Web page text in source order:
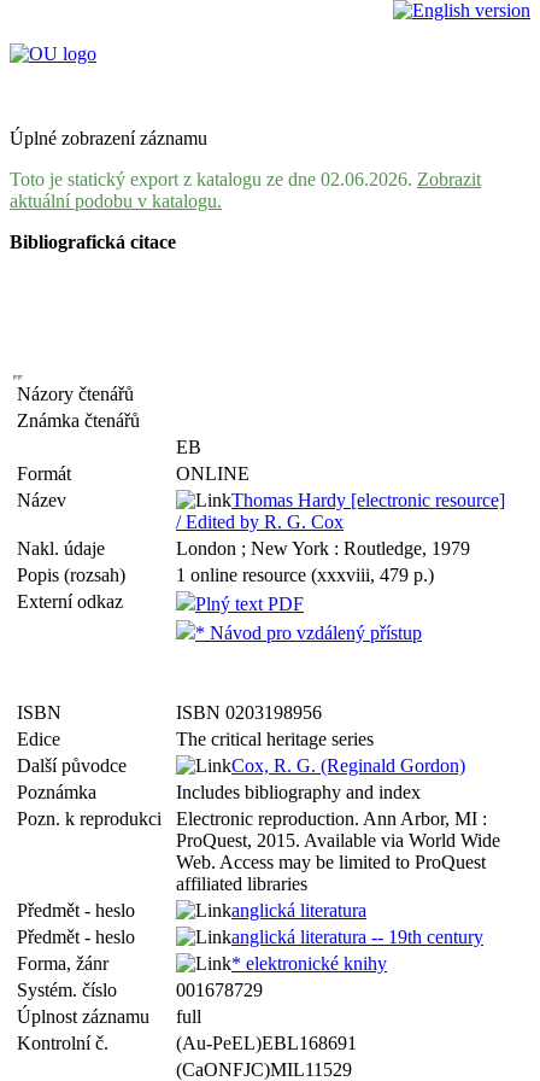
Úplné zobrazení záznamu
Toto je statický export z katalogu ze dne 02.06.2026. Zobrazit
aktuální podobu v katalogu.
Bibliografická citace
Názory čtenářů
Známka čtenářů
EB
Formát
ONLINE
Název
Thomas Hardy [electronic resource]
/ Edited by R. G. Cox
Nakl. údaje
London ; New York : Routledge, 1979
Popis (rozsah)
1 online resource (xxxviii, 479 p.)
Externí odkaz
Plný text PDF
* Návod pro vzdálený přístup
ISBN
ISBN 0203198956
Edice
The critical heritage series
Další původce
Cox, R. G. (Reginald Gordon)
Poznámka
Includes bibliography and index
Pozn. k reprodukci
Electronic reproduction. Ann Arbor, MI :
ProQuest, 2015. Available via World Wide
Web. Access may be limited to ProQuest
affiliated libraries
Předmět - heslo
anglická literatura
Předmět - heslo
anglická literatura -- 19th century
Forma, žánr
* elektronické knihy
Systém. číslo
001678729
Úplnost záznamu
full
Kontrolní č.
(Au-PeEL)EBL168691
(CaONFJC)MIL11529